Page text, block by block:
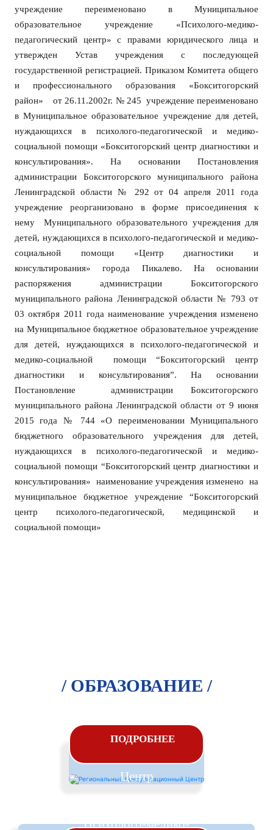
учреждение переименовано в Муниципальное
образовательное учреждение «Психолого-медико-
педагогический центр» с правами юридического лица и
утвержден Устав учреждения с последующей
государственной регистрацией. Приказом Комитета общего
и профессионального образования «Бокситогорский
район» от 26.11.2002г. № 245 учреждение переименовано
в Муниципальное образовательное учреждение для детей,
нуждающихся в психолого-педагогической и медико-
социальной помощи «Бокситогорский центр диагностики и
консультирования». На основании Постановления
администрации Бокситогорского муниципального района
Ленинградской области № 292 от 04 апреля 2011 года
учреждение реорганизовано в форме присоединения к
нему Муниципального образовательного учреждения для
детей, нуждающихся в психолого-педагогической и медико-
социальной помощи «Центр диагностики и
консультирования» города Пикалево. На основании
распоряжения администрации Бокситогорского
муниципального района Ленинградской области № 793 от
03 октября 2011 года наименование учреждения изменено
на Муниципальное бюджетное образовательное учреждение
для детей, нуждающихся в психолого-педагогической и
медико-социальной помощи “Бокситогорский центр
диагностики и консультирования”. На основании
Постановление администрации Бокситогорского
муниципального района Ленинградской области от 9 июня
2015 года № 744 «О переименовании Муниципального
бюджетного образовательного учреждения для детей,
нуждающихся в психолого-педагогической и медико-
социальной помощи “Бокситогорский центр диагностики и
консультирования» наименование учреждения изменено на
муниципальное бюджетное учреждение “Бокситогорский
центр психолого-педагогической, медицинской и
социальной помощи»
/ ОБРАЗОВАНИЕ /
Региональный
Центр
ПОДРОБНЕЕ
Психолого-медико-